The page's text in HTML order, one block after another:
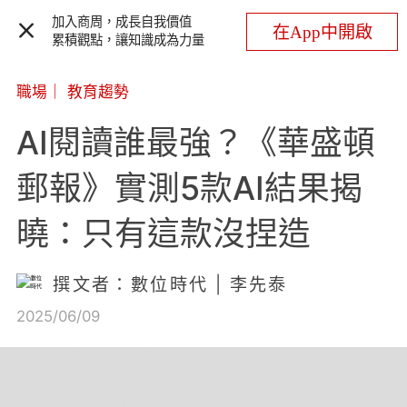
加入商周，成長自我價值
累積觀點，讓知識成為力量
在App中開啟
職場 教育趨勢
AI閱讀誰最強？《華盛頓
郵報》實測5款AI結果揭
曉：只有這款沒捏造
撰文者：數位時代 | 李先泰
2025/06/09